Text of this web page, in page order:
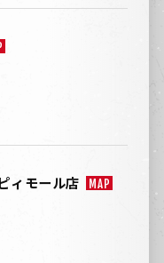
番１
ィモール店 MAP